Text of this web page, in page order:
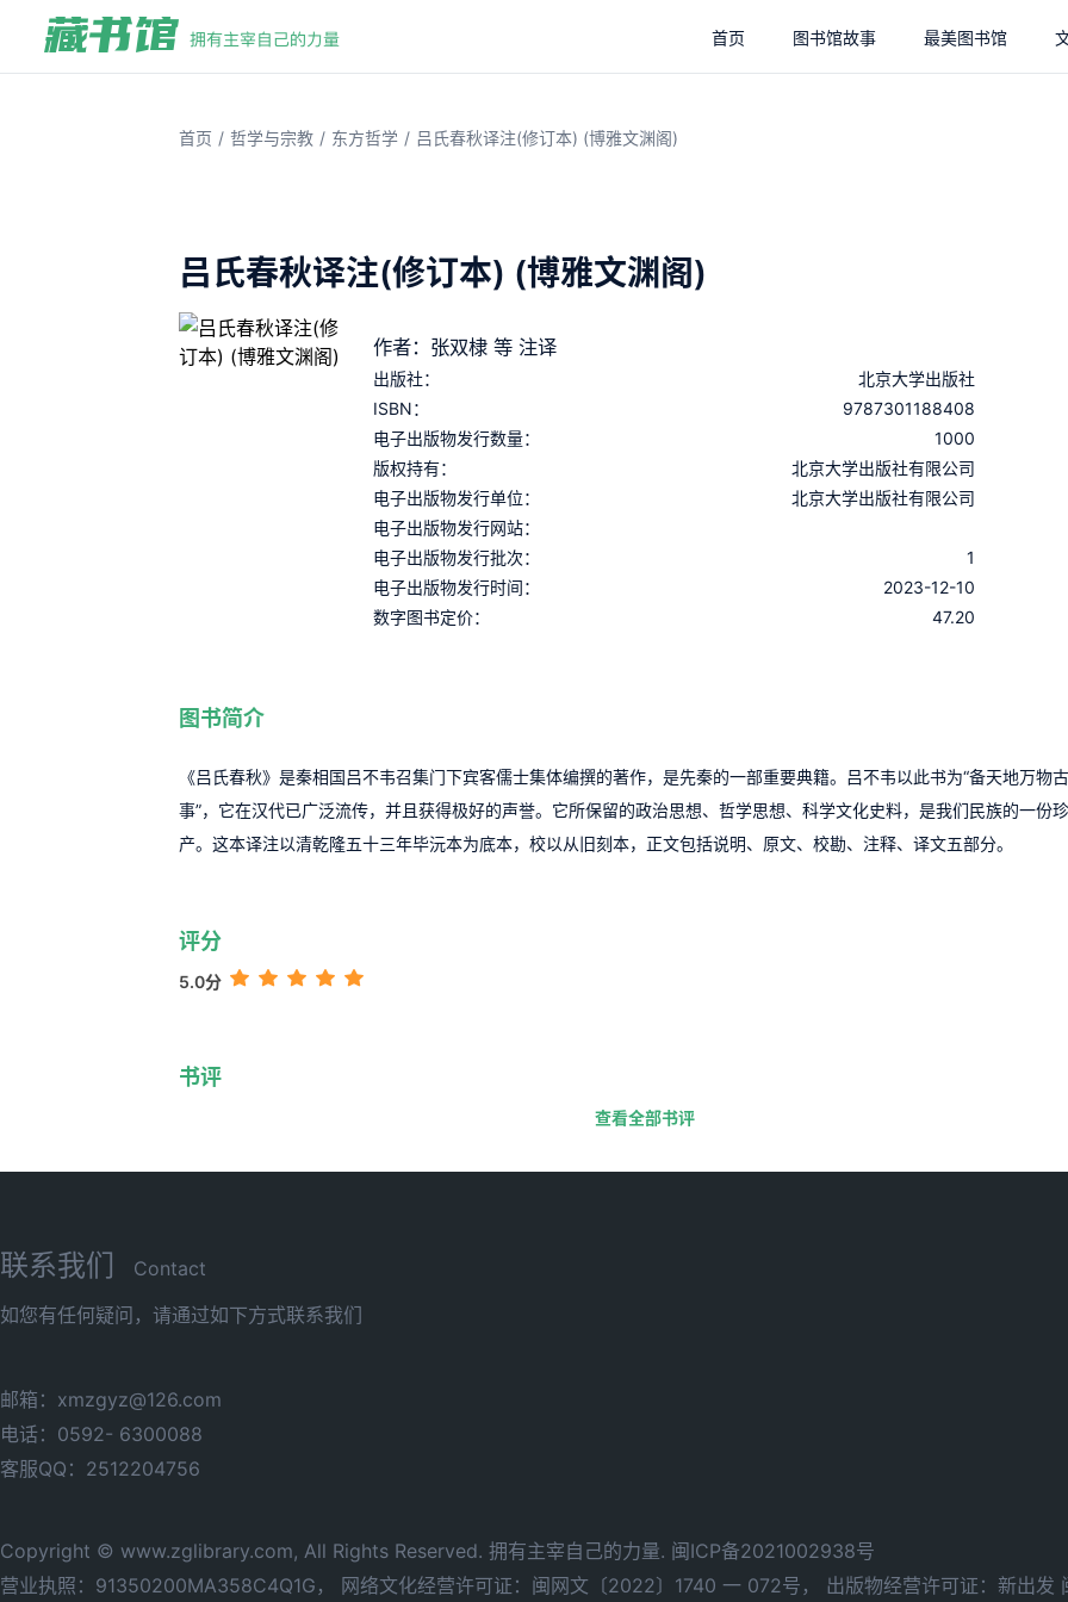
首页 图书馆故事 最美图书馆
首页 / 哲学与宗教 / 东方哲学 / 吕氏春秋译注(修订本) (博雅文渊阁)
吕氏春秋译注(修订本) (博雅文渊阁)
作者：张双棣 等 注译
出版社：
北京大学出版社
ISBN：
9787301188408
电子出版物发行数量：
1000
版权持有：
北京大学出版社有限公司
电子出版物发行单位：
北京大学出版社有限公司
电子出版物发行网站：
电子出版物发行批次：
1
电子出版物发行时间：
2023-12-10
数字图书定价：
47.20
图书简介
《吕氏春秋》是秦相国吕不韦召集门下宾客儒士集体编撰的著作，是先秦的一部重要典籍。吕不韦以此书为“备天地万物
事”，它在汉代已广泛流传，并且获得极好的声誉。它所保留的政治思想、哲学思想、科学文化史料，是我们民族的一份
产。这本译注以清乾隆五十三年毕沅本为底本，校以从旧刻本，正文包括说明、原文、校勘、注释、译文五部分。
评分
5.0分
书评
查看全部书评
联系我们
Contact
如您有任何疑问，请通过如下方式联系我们
邮箱：xmzgyz@126.com
电话：0592- 6300088
客服QQ：2512204756
Copyright © www.zglibrary.com, All Rights Reserved. 拥有主宰自己的力量. 闽ICP备2021002938号
营业执照：91350200MA358C4Q1G，
网络文化经营许可证：闽网文〔2022〕1740 一 072号，
出版物经营许可证：新出发